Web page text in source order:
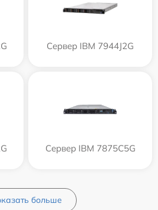
Сервер IBM 7944J2G
Сервер IBM 7875C5G
больше